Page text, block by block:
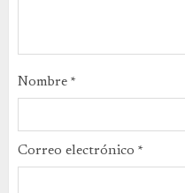
Nombre *
Correo electrónico *